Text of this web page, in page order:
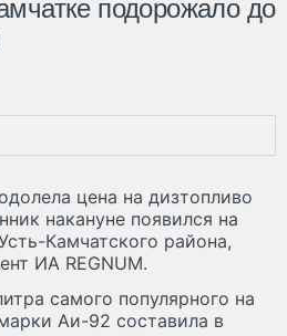
подорожало до
цена на дизтопливо
накануне появился на
Камчатского района,
ИА REGNUM.
самого популярного на
Аи-92 составила в